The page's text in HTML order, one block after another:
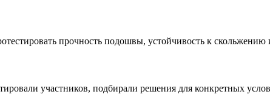
прочность подошвы, устойчивость к скольжению
участников, подбирали решения для конкретных